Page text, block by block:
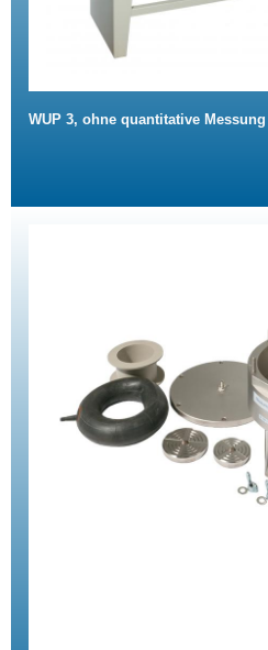
WUP 3, ohne quantitative Messung